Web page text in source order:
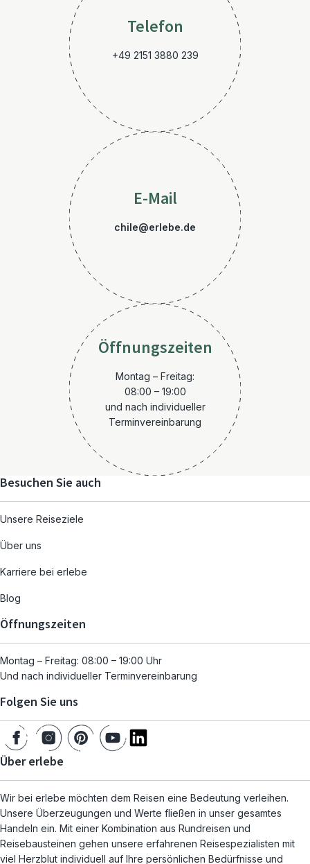
Telefon
+49 2151 3880 239
E-Mail
chile@erlebe.de
Öffnungszeiten
Montag – Freitag:
08:00 – 19:00
und nach individueller
Terminvereinbarung
Besuchen Sie auch
Unsere Reiseziele
Über uns
Karriere bei erlebe
Blog
Öffnungszeiten
Montag – Freitag: 08:00 – 19:00 Uhr
Und nach individueller Terminvereinbarung
Folgen Sie uns
Über erlebe
Wir bei erlebe möchten dem Reisen eine Bedeutung verleihen.
Unsere Überzeugungen und Werte fließen in unser gesamtes
Handeln ein. Mit einer Kombination aus Rundreisen und
Reisebausteinen gehen unsere erfahrenen Reisespezialisten mit
viel Herzblut individuell auf Ihre persönlichen Bedürfnisse und